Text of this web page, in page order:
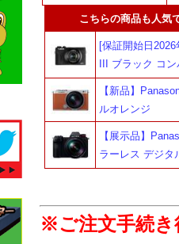
こちらの商品も人気で
[保証開始日
III ブラック コ
【新品】
ルオレンジ
【展示品】
ラーレス デジタ
※ご注文手続き